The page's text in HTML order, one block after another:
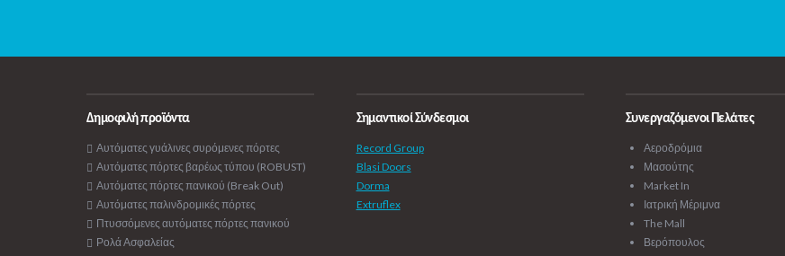
Δημοφιλή προϊόντα
Αυτόματες γυάλινες συρόμενες πόρτες
Αυτόματες πόρτες βαρέως τύπου (ROBUST)
Αυτόματες πόρτες πανικού (Break Out)
Αυτόματες παλινδρομικές πόρτες
Πτυσσόμενες αυτόματες πόρτες πανικού
Ρολά Ασφαλείας
Σημαντικοί Σύνδεσμοι
Record Group
Blasi Doors
Dorma
Extruflex
Συνεργαζόμενοι Πελάτες
Αεροδρόμια
Μασούτης
Market In
Ιατρική Μέριμνα
The Mall
Βερόπουλος